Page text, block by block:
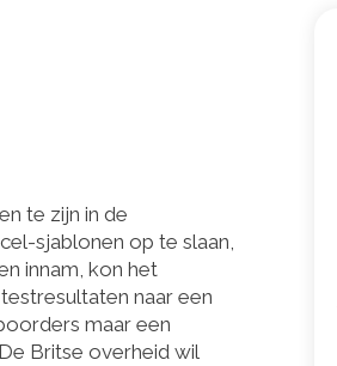
te zijn in de
sjablonen op te slaan,
innam, kon het
naar een
maar een
Britse overheid wil